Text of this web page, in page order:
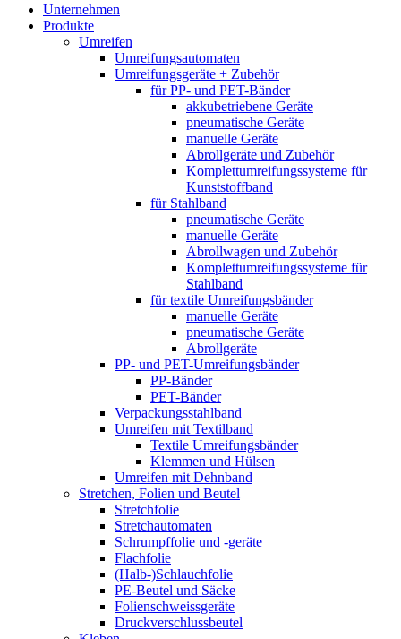
Unternehmen
Produkte
Umreifen
Umreifungsautomaten
Umreifungsgeräte + Zubehör
für PP- und PET-Bänder
akkubetriebene Geräte
pneumatische Geräte
manuelle Geräte
Abrollgeräte und Zubehör
Komplett­umreifungs­systeme für
Kunststoffband
für Stahlband
pneumatische Geräte
manuelle Geräte
Abrollwagen und Zubehör
Komplett­umreifungs­systeme für
Stahlband
für textile Umreifungsbänder
manuelle Geräte
pneumatische Geräte
Abrollgeräte
PP- und PET-Umreifungsbänder
PP-Bänder
PET-Bänder
Verpackungsstahlband
Umreifen mit Textilband
Textile Umreifungsbänder
Klemmen und Hülsen
Umreifen mit Dehnband
Stretchen, Folien und Beutel
Stretchfolie
Stretchautomaten
Schrumpffolie und -geräte
Flachfolie
(Halb-)Schlauchfolie
PE-Beutel und Säcke
Folienschweissgeräte
Druckverschlussbeutel